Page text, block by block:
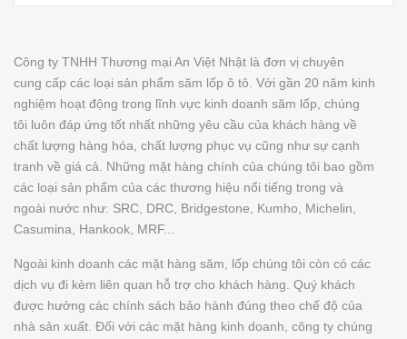
Công ty TNHH Thương mại An Việt Nhật là đơn vị chuyên
cung cấp các loại sản phẩm săm lốp ô tô. Với gần 20 năm kinh
nghiệm hoạt động trong lĩnh vực kinh doanh săm lốp, chúng
tôi luôn đáp ứng tốt nhất những yêu cầu của khách hàng về
chất lượng hàng hóa, chất lượng phục vụ cũng như sự cạnh
tranh về giá cả. Những mặt hàng chính của chúng tôi bao gồm
các loại sản phẩm của các thương hiệu nổi tiếng trong và
ngoài nước như: SRC, DRC, Bridgestone, Kumho, Michelin,
Casumina, Hankook, MRF...
Ngoài kinh doanh các mặt hàng săm, lốp chúng tôi còn có các
dịch vụ đi kèm liên quan hỗ trợ cho khách hàng. Quý khách
được hưởng các chính sách bảo hành đúng theo chế độ của
nhà sản xuất. Đối với các mặt hàng kinh doanh, công ty chúng